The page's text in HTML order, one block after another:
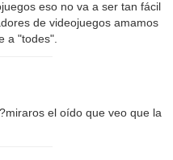
eso no va a ser tan fácil
de videojuegos amamos
a "todes".
el oído que veo que la